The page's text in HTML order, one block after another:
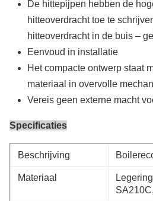
De hittepijpen hebben de
hitteoverdracht toe te
hitteoverdracht in de buis –
Eenvoud in installatie
Het compacte ontwerp staat
materiaal in overvolle
Vereis geen externe macht
Specificaties
Beschrijving
Materiaal